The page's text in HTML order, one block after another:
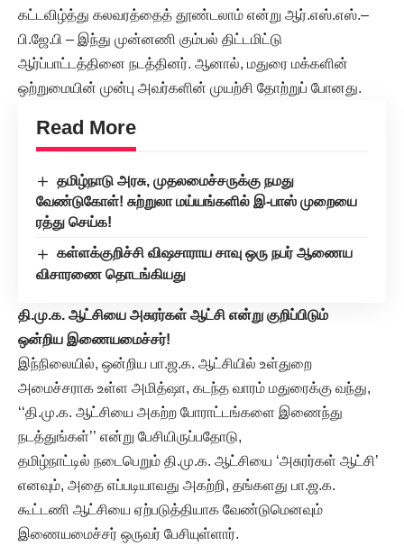
கட்டவிழ்த்து கலவரத்தைத் தூண்டலாம் என்று ஆர்.எஸ்.எஸ்.–
பி.ஜே.பி – இந்து முன்னணி கும்பல் திட்டமிட்டு
ஆர்ப்பாட்டத்தினை நடத்தினர். ஆனால், மதுரை மக்களின்
ஒற்றுமையின் முன்பு அவர்களின் முயற்சி தோற்றுப் போனது.
Read More
தமிழ்நாடு அரசு, முதலமைச்சருக்கு நமது
வேண்டுகோள்! சுற்றுலா மய்யங்களில் இ-பாஸ் முறையை
ரத்து செய்க!
கள்ளக்குறிச்சி விஷசாராய சாவு ஒரு நபர் ஆணைய
விசாரணை தொடங்கியது
தி.மு.க. ஆட்சியை அசுரர்கள் ஆட்சி என்று குறிப்பிடும்
ஒன்றிய இணையமைச்சர்!
இந்நிலையில், ஒன்றிய பா.ஜ.க. ஆட்சியில் உள்துறை
அமைச்சராக உள்ள அமித்ஷா, கடந்த வாரம் மதுரைக்கு வந்து,
‘‘தி.மு.க. ஆட்சியை அகற்ற போராட்டங்களை இணைந்து
நடத்துங்கள்’’ என்று பேசியிருப்பதோடு,
தமிழ்நாட்டில் நடைபெறும் தி.மு.க. ஆட்சியை ‘அசுரர்கள் ஆட்சி’
எனவும், அதை எப்படியாவது அகற்றி, தங்களது பா.ஜ.க.
கூட்டணி ஆட்சியை ஏற்படுத்தியாக வேண்டுமெனவும்
இணையமைச்சர் ஒருவர் பேசியுள்ளார்.